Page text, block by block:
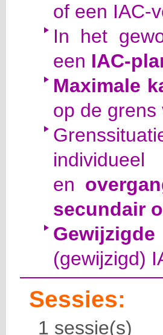
of een IAC-
In het
een IAC-
Maximale
op de grens
en
secundair
(gewijzigd)
Sessies:
1 sessie(s)